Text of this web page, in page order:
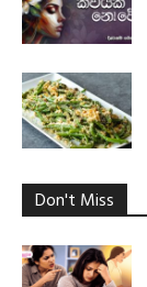
Don't Miss